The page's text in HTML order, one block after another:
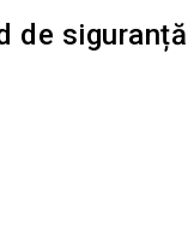
de siguranță